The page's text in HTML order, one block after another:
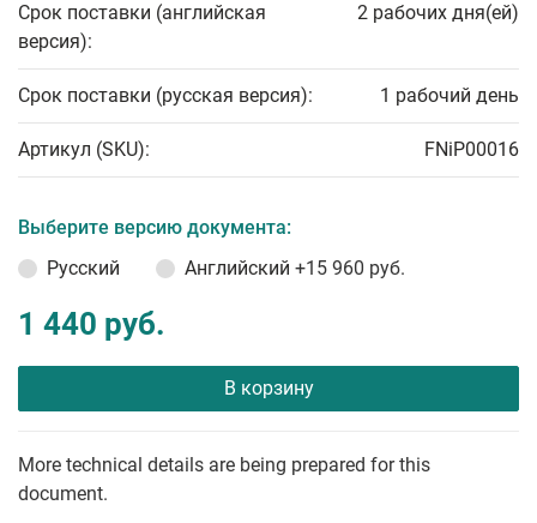
Срок поставки (английская
версия):
2 рабочих дня(ей)
Срок поставки (русская версия): 1 рабочий день
Артикул (SKU): FNiP00016
Выберите версию документа:
Русский
Английский +15 960 руб.
1 440 руб.
В корзину
More technical details are being prepared for this
document.